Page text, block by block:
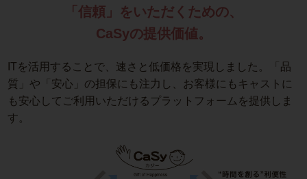
「信頼」をいただくための、
CaSyの提供価値。
ITを活用することで、速さと低価格を実現しました。「品
質」や「安心」の担保にも注力し、お客様にもキャストに
も安心してご利用いただけるプラットフォームを提供しま
す。